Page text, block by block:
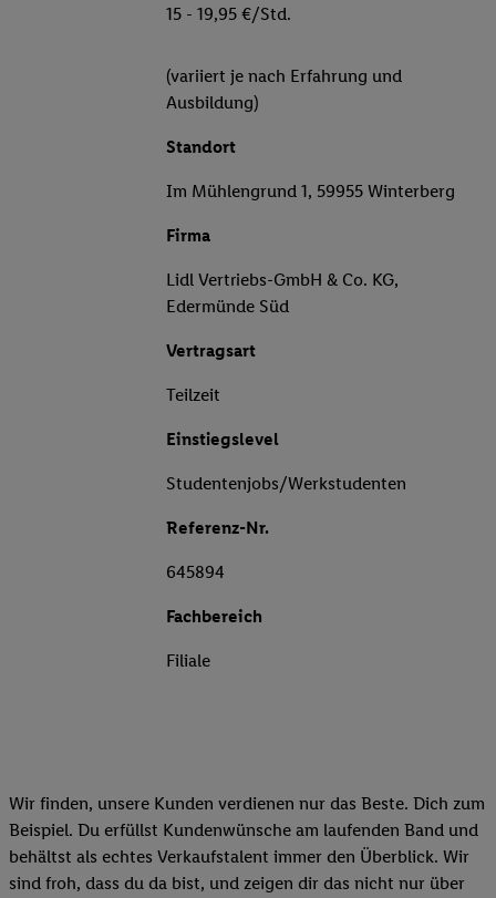
15 - 19,95 €/Std.
(variiert je nach Erfahrung und
Ausbildung)
Standort
Im Mühlengrund 1, 59955 Winterberg
Firma
Lidl Vertriebs-GmbH & Co. KG,
Edermünde Süd
Vertragsart
Teilzeit
Einstiegslevel
Studentenjobs/Werkstudenten
Referenz-Nr.
645894
Fachbereich
Filiale
Wir finden, unsere Kunden verdienen nur das Beste. Dich zum
Beispiel. Du erfüllst Kundenwünsche am laufenden Band und
behältst als echtes Verkaufstalent immer den Überblick. Wir
sind froh, dass du da bist, und zeigen dir das nicht nur über